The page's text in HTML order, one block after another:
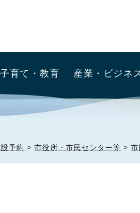
子育て・教育 産業・ビジネ
予約 >市役所・市民センター等 >市